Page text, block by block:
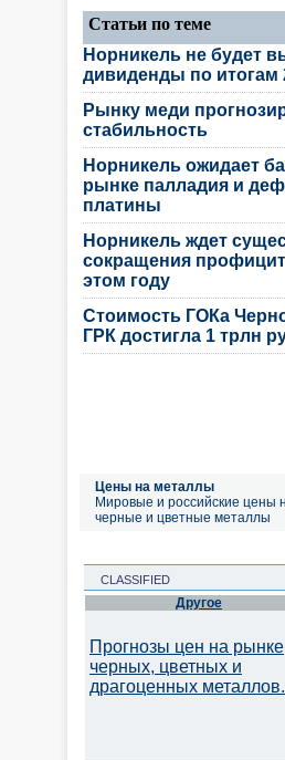
Статьи по теме
Норникель не будет
дивиденды по итогам
Рынку меди
стабильность
Норникель ожидает
рынке палладия и
платины
Норникель ждет
сокращения
этом году
Стоимость ГОКа
ГРК достигла 1 трлн
Цены на металлы
Мировые и российские цены
черные и цветные металлы
CLASSIFIED
Другое
Прогнозы цен на рынке
черных, цветных и
драгоценных металлов.